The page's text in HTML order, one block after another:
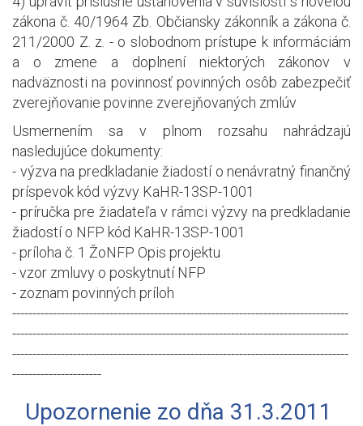
zákona č. 40/1964 Zb. Občiansky zákonník a zákona č.
211/2000 Z. z. - o slobodnom prístupe k informáciám
a o zmene a doplnení niektorých zákonov v
nadväznosti na povinnosť povinných osôb zabezpečiť
zverejňovanie povinne zverejňovaných zmlúv
Usmernením sa v plnom rozsahu nahrádzajú
nasledujúce dokumenty:
- výzva na predkladanie žiadostí o nenávratný finančný
príspevok kód výzvy KaHR-13SP-1001
- príručka pre žiadateľa v rámci výzvy na predkladanie
žiadostí o NFP kód KaHR-13SP-1001
- príloha č. 1 ŽoNFP Opis projektu
- vzor zmluvy o poskytnutí NFP
- zoznam povinných príloh
-----------------------------------------------------------------------------------
-----------------------------------------------------------------------------------
-----------------------------------------------------------------------------------
----------------------
Upozornenie zo dňa 31.3.2011